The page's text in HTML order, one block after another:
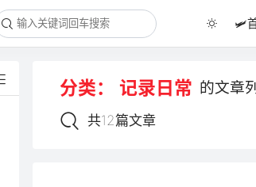
🛩️
分类：记录日常 的文章
共12篇文章